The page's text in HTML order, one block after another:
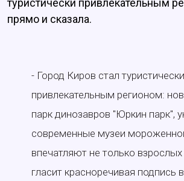
туристически привлекательным
прямо и сказала.
- Город Киров стал туристически
привлекательным регионом:
парк динозавров "Юркин парк",
современные музеи
впечатляют не только взрослых
гласит красноречивая подпись